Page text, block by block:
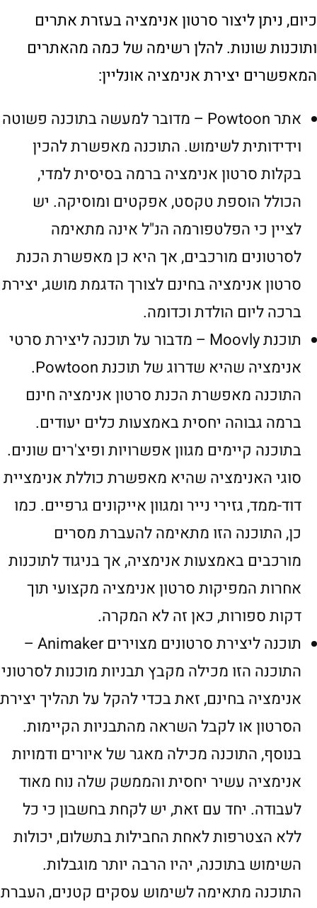
כיום, ניתן ליצור סרטון אנימציה בעזרת אתרים
ותוכנות שונות. להלן רשימה של כמה מהאתרים
המאפשרים יצירת אנימציה אונליין:
אתר Powtoon – מדובר למעשה בתוכנה פשוטה
וידידותית לשימוש. התוכנה מאפשרת להכין
בקלות סרטון אנימציה ברמה בסיסית למדי,
הכולל הוספת טקסט, אפקטים ומוסיקה. יש
לציין כי הפלטפורמה הנ"ל אינה מתאימה
לסרטונים מורכבים, אך היא כן מאפשרת הכנת
סרטון אנימציה בחינם לצורך הדגמת מושג, יצירת
ברכה ליום הולדת וכדומה.
תוכנת Moovly – מדבור על תוכנה ליצירת סרטי
אנימציה שהיא שדרוג של תוכנת Powtoon.
התוכנה מאפשרת הכנת סרטון אנימציה חינם
ברמה גבוהה יחסית באמצעות כלים יעודים.
בתוכנה קיימים מגוון אפשרויות ופיצ'רים שונים.
סוגי האנימציה שהיא מאפשרת כוללת אנימציית
דוד-ממד, גזירי נייר ומגוון אייקונים גרפיים. כמו
כן, התוכנה הזו מתאימה להעברת מסרים
מורכבים באמצעות אנימציה, אך בניגוד לתוכנות
אחרות המפיקות סרטון אנימציה מקצועי תוך
דקות ספורות, כאן זה לא המקרה.
תוכנה ליצירת סרטונים מצוירים Animaker –
התוכנה הזו מכילה מקבץ תבניות מוכנות לסרטוני
אנימציה בחינם, זאת בכדי להקל על תהליך יצירת
הסרטון או לקבל השראה מהתבניות הקיימות.
בנוסף, התוכנה מכילה מאגר של איורים ודמויות
אנימציה עשיר יחסית והממשק שלה נוח מאוד
לעבודה. יחד עם זאת, יש לקחת בחשבון כי כל
ללא הצטרפות לאחת החבילות בתשלום, יכולות
השימוש בתוכנה, יהיו הרבה יותר מוגבלות.
התוכנה מתאימה לשימוש עסקים קטנים, העברת